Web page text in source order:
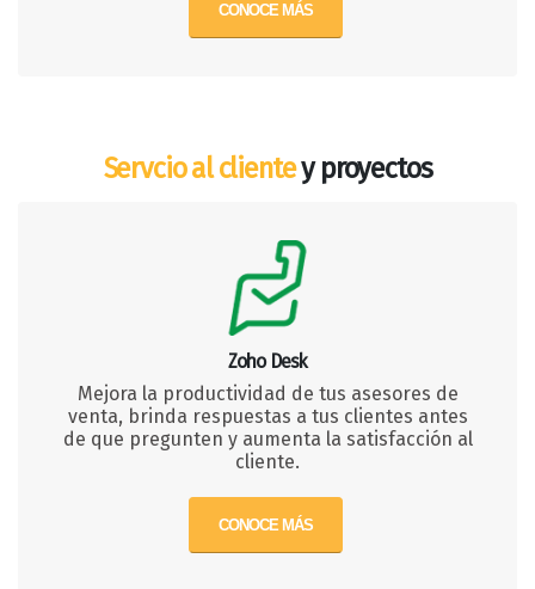
CONOCE MÁS
Servcio al clientey proyectos
Zoho Desk
Mejora la productividad de tus asesores de
venta, brinda respuestas a tus clientes antes
de que pregunten y aumenta la satisfacción al
cliente.
CONOCE MÁS